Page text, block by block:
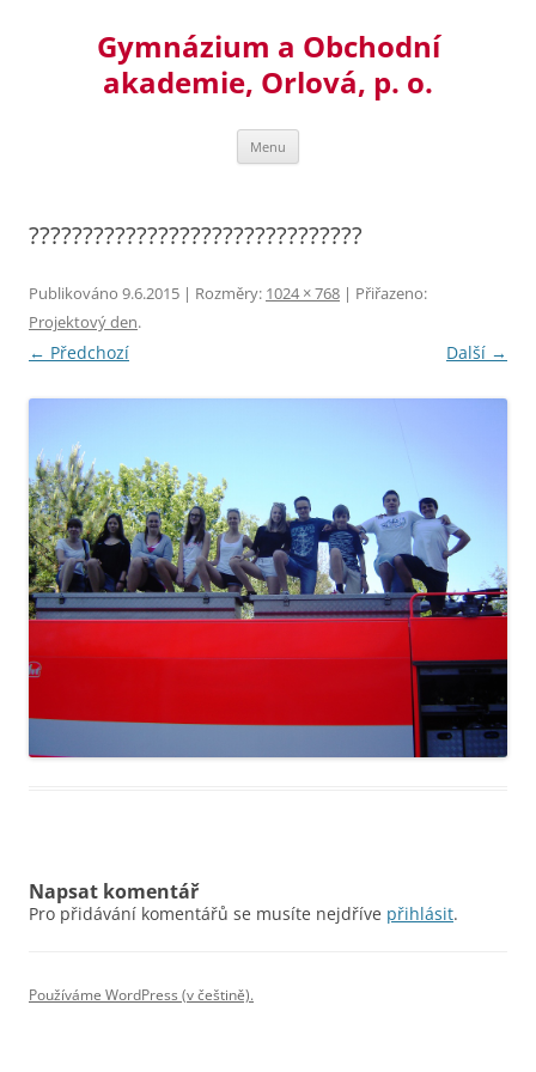
Gymnázium a Obchodní
akademie, Orlová, p. o.
Menu
???????????????????????????????
Publikováno 9.6.2015 | Rozměry: 1024 × 768 | Přiřazeno:
Projektový den.
← Předchozí Další →
Napsat komentář
Pro přidávání komentářů se musíte nejdříve přihlásit.
Používáme WordPress (v češtině).